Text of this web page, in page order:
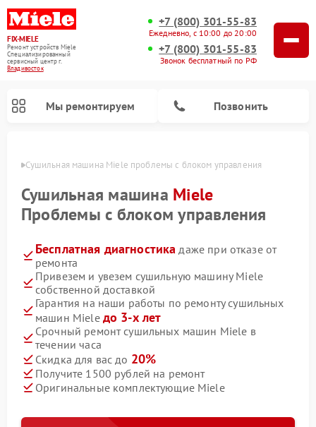
FIX-MIELE
Ремонт устройств Miele
Специализированный
cервисный центр г.
Владивосток
+7 (800) 301-55-83
Ежедневно, с 10:00 до 20:00
+7 (800) 301-55-83
Звонок бесплатный по РФ
Мы ремонтируем Позвонить
Сушильная машина Miele проблемы с блоком управления
Сушильная машина Miele
Проблемы с блоком управления
Бесплатная диагностика даже при отказе от
ремонта
Привезем и увезем сушильную машину Miele
собственной доставкой
Гарантия на наши работы по ремонту сушильных
машин Miele до 3-х лет
Срочный ремонт сушильных машин Miele в
течении часа
Скидка для вас до 20%
Получите 1500 рублей на ремонт
Оригинальные комплектующие Miele